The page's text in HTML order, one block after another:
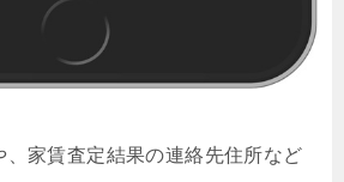
、家賃査定結果の連絡先住所など